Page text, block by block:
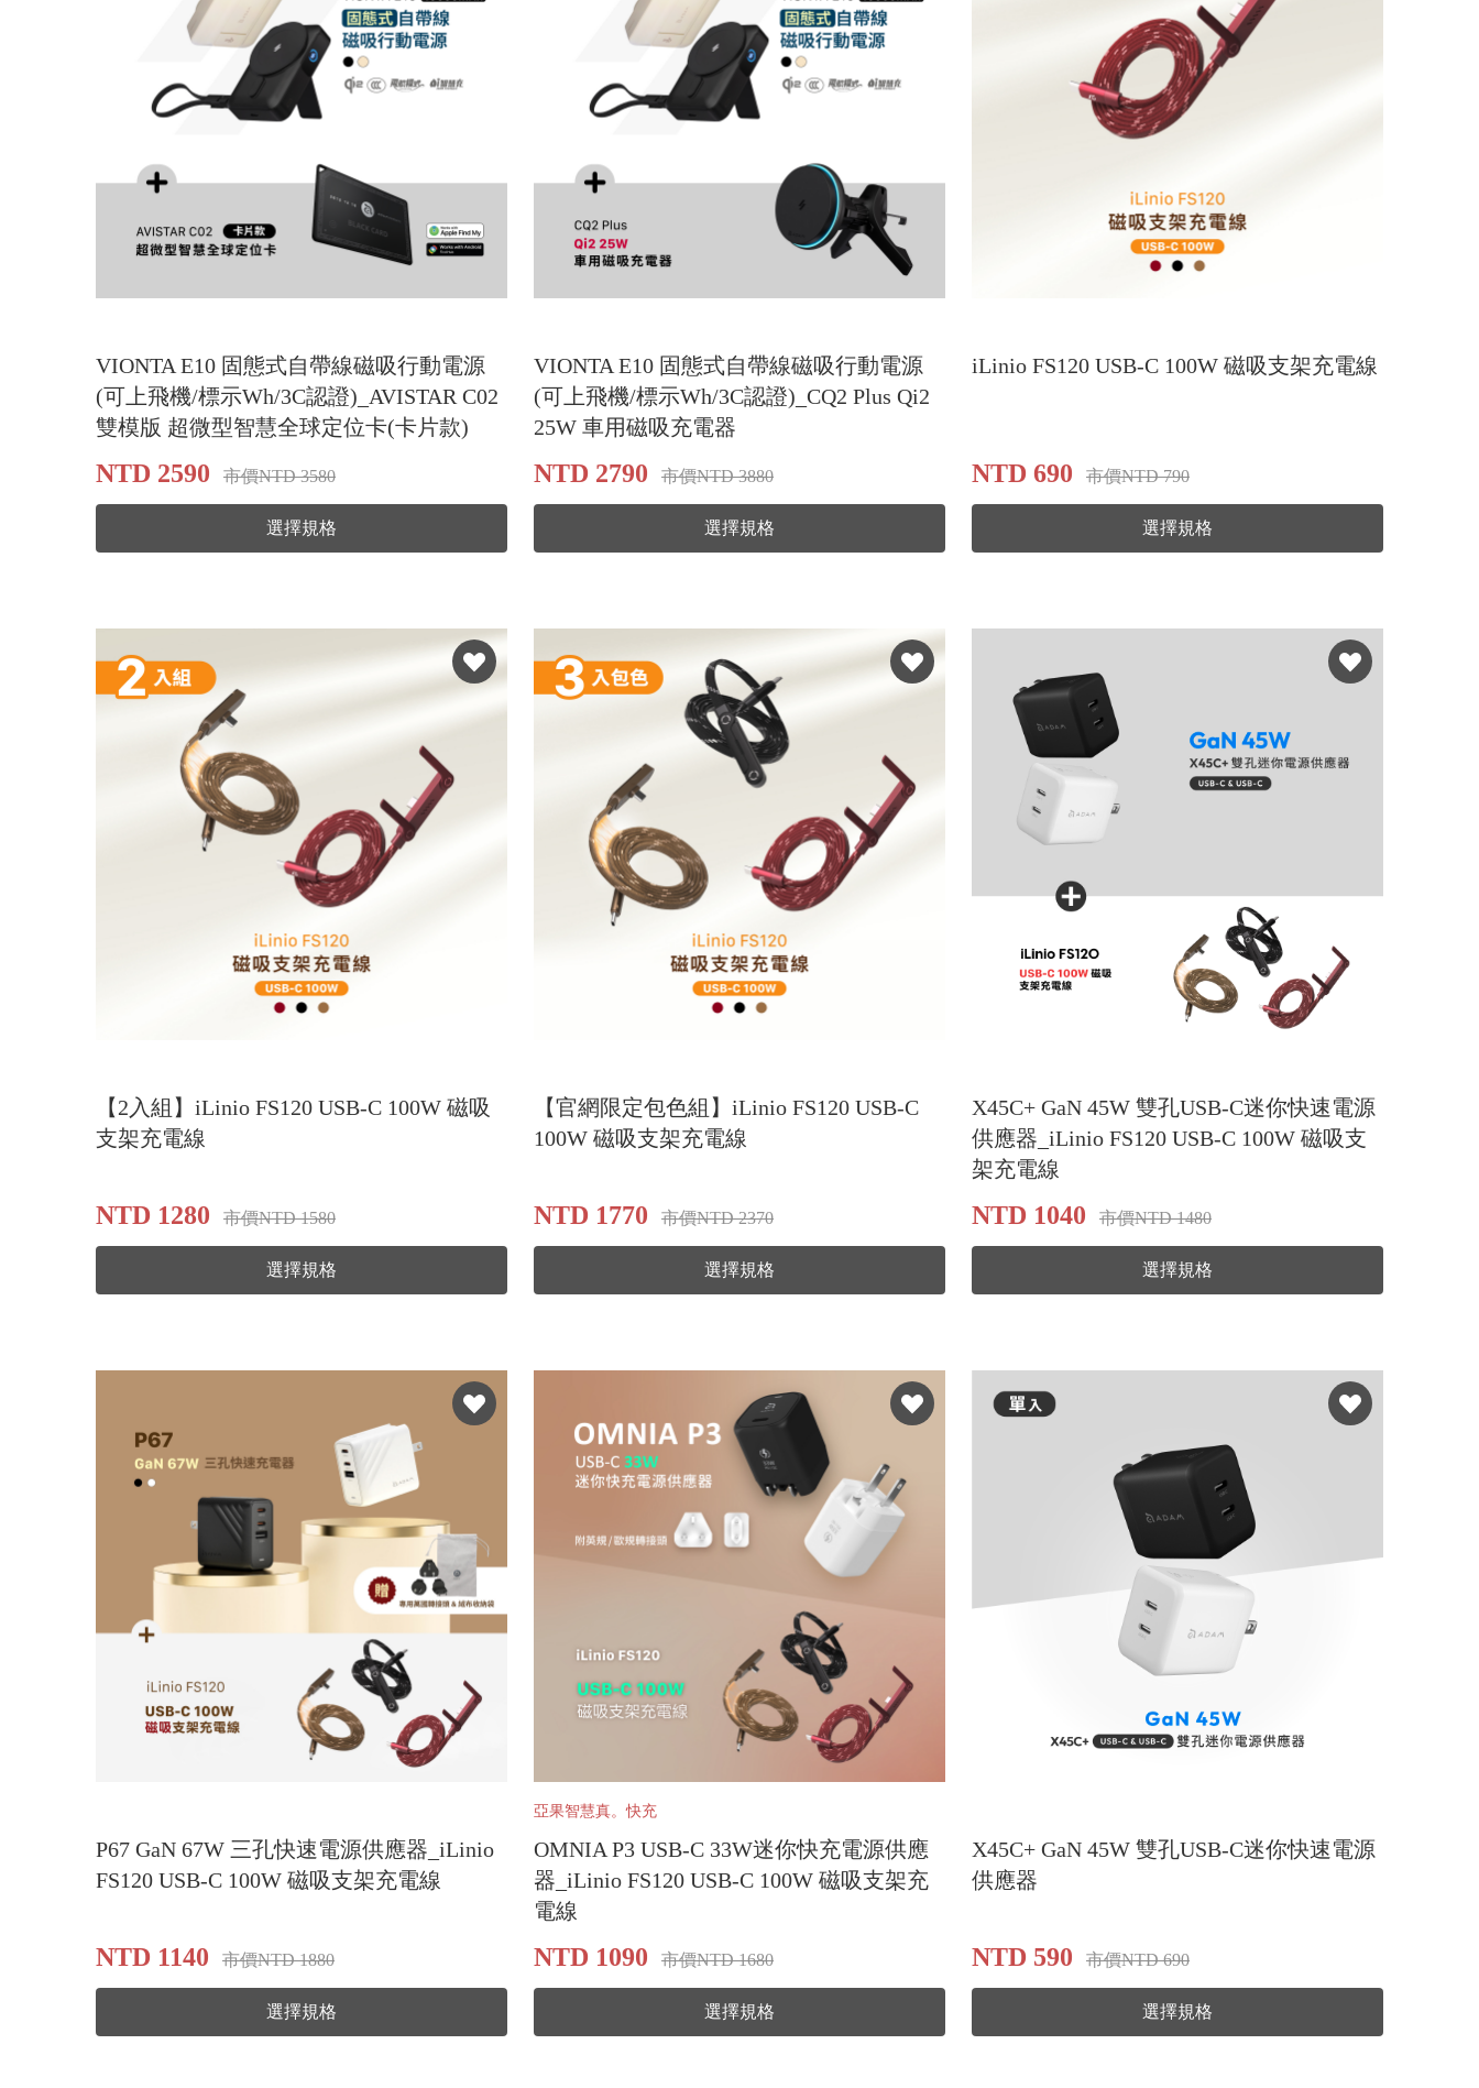
VIONTA E10 固態式自帶線磁吸行動電源
(可上飛機/標示Wh/3C認證)_AVISTAR C02
雙模版 超微型智慧全球定位卡(卡片款)
NTD 2590 市價NTD 3580
選擇規格
VIONTA E10 固態式自帶線磁吸行動電源
(可上飛機/標示Wh/3C認證)_CQ2 Plus Qi2
25W 車用磁吸充電器
NTD 2790 市價NTD 3880
選擇規格
iLinio FS120 USB-C 100W 磁吸支架充電線
NTD 690 市價NTD 790
選擇規格
【2入組】iLinio FS120 USB-C 100W 磁吸
支架充電線
NTD 1280 市價NTD 1580
選擇規格
【官網限定包色組】iLinio FS120 USB-C
100W 磁吸支架充電線
NTD 1770 市價NTD 2370
選擇規格
X45C+ GaN 45W 雙孔USB-C迷你快速電源
供應器_iLinio FS120 USB-C 100W 磁吸支
架充電線
NTD 1040 市價NTD 1480
選擇規格
P67 GaN 67W 三孔快速電源供應器_iLinio
FS120 USB-C 100W 磁吸支架充電線
NTD 1140 市價NTD 1880
選擇規格
亞果智慧真。快充
OMNIA P3 USB-C 33W迷你快充電源供應
器_iLinio FS120 USB-C 100W 磁吸支架充
電線
NTD 1090 市價NTD 1680
選擇規格
X45C+ GaN 45W 雙孔USB-C迷你快速電源
供應器
NTD 590 市價NTD 690
選擇規格